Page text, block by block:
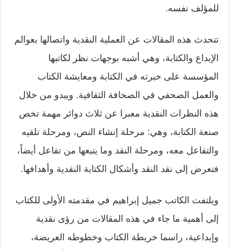
للمؤلف نفسه.
تتحدث هذه المقالات عن العملية النقدية واتصالها بعوالم
الإبداع والكتابة، وهي أشبه بوجهات نظر لكاتبها
المؤسسة على خبرته في الكتابة ومعايشة الكتاب
والعمل الصحفي في الصحافة الثقافية. ويبدو من خلال
هذه النظرات النقدية معبرا عن ثلاث دوائر مهمة تخص
صنعة الكتابة، وهي: مرحلة إنشاء النص، ومرحلة تلقيه
والتفاعل معه، ومرحلة النقد وما يتبعها من تفاعل أيضاً،
فتعرض إلى نقد النقد وأشكال الكتابة النقدية وأهدافها.
ويلتفت الكاتب جميل إبراهيم في مقدمته الأولى للكتاب
إلى أهمية ما جاء في هذه المقالات من رؤى نقدية
وإبداعية، راسما خريطة الكتاب وخطوطه العريضة،